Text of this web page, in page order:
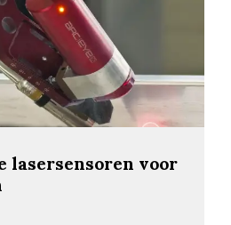
lasersensoren voor